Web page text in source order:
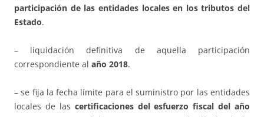
participación de las entidades locales en los tributos del
Estado.
– liquidación definitiva de aquella participación
correspondiente al año 2018.
– se fija la fecha límite para el suministro por las entidades
locales de las certificaciones del esfuerzo fiscal del año